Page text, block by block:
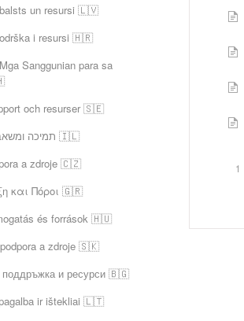
1
un resursi 🇱🇻
i resursi 🇭🇷
Sanggunian para sa
och resurser 🇸🇪
תמיכה ומשאבים בעברית 🇮🇱
a zdroje 🇨🇿
και Πόροι 🇬🇷
és források 🇭🇺
a zdroje 🇸🇰
поддръжка и ресурси 🇧🇬
ir ištekliai 🇱🇹